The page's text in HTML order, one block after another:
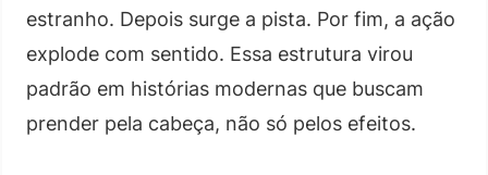
estranho. Depois surge a pista. Por fim, a ação
explode com sentido. Essa estrutura virou
padrão em histórias modernas que buscam
prender pela cabeça, não só pelos efeitos.